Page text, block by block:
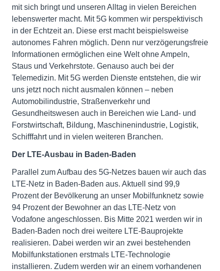
mit sich bringt und unseren Alltag in vielen Bereichen
lebenswerter macht. Mit 5G kommen wir perspektivisch
in der Echtzeit an. Diese erst macht beispielsweise
autonomes Fahren möglich. Denn nur verzögerungsfreie
Informationen ermöglichen eine Welt ohne Ampeln,
Staus und Verkehrstote. Genauso auch bei der
Telemedizin. Mit 5G werden Dienste entstehen, die wir
uns jetzt noch nicht ausmalen können – neben
Automobilindustrie, Straßenverkehr und
Gesundheitswesen auch in Bereichen wie Land- und
Forstwirtschaft, Bildung, Maschinenindustrie, Logistik,
Schifffahrt und in vielen weiteren Branchen.
Der LTE-Ausbau in Baden-Baden
Parallel zum Aufbau des 5G-Netzes bauen wir auch das
LTE-Netz in Baden-Baden aus. Aktuell sind 99,9
Prozent der Bevölkerung an unser Mobilfunknetz sowie
94 Prozent der Bewohner an das LTE-Netz von
Vodafone angeschlossen. Bis Mitte 2021 werden wir in
Baden-Baden noch drei weitere LTE-Bauprojekte
realisieren. Dabei werden wir an zwei bestehenden
Mobilfunkstationen erstmals LTE-Technologie
installieren. Zudem werden wir an einem vorhandenen